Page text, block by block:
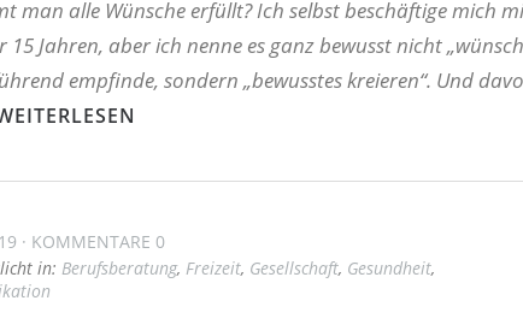
man alle Wünsche erfüllt? Ich selbst beschäftige mich
15 Jahren, aber ich nenne es ganz bewusst nicht
empfinde, sondern „bewusstes kreieren“. Und
KOMMENTARE 0
in: Berufsberatung, Freizeit, Gesellschaft, Gesundheit,